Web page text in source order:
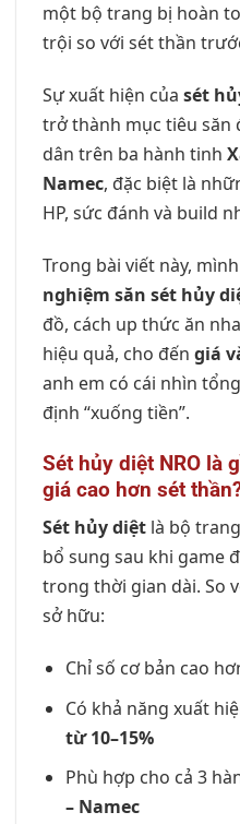
một bộ trang bị hoàn
trội so với sét thần
Sự xuất hiện của sét
trở thành mục tiêu săn
dân trên ba hành tinh
Namec, đặc biệt là
HP, sức đánh và build
Trong bài viết này,
nghiệm săn sét hủy
đồ, cách up thức ăn
hiệu quả, cho đến giá
anh em có cái nhìn
định “xuống tiền”.
Sét hủy diệt NRO là
giá cao hơn sét
Sét hủy diệt là bộ
bổ sung sau khi game
trong thời gian dài. So
sở hữu:
Chỉ số cơ bản cao
Có khả năng xuất
từ 10–15%
Phù hợp cho cả 3
– Namec